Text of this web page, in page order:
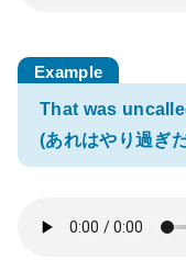
That was
(あれはやり過ぎ